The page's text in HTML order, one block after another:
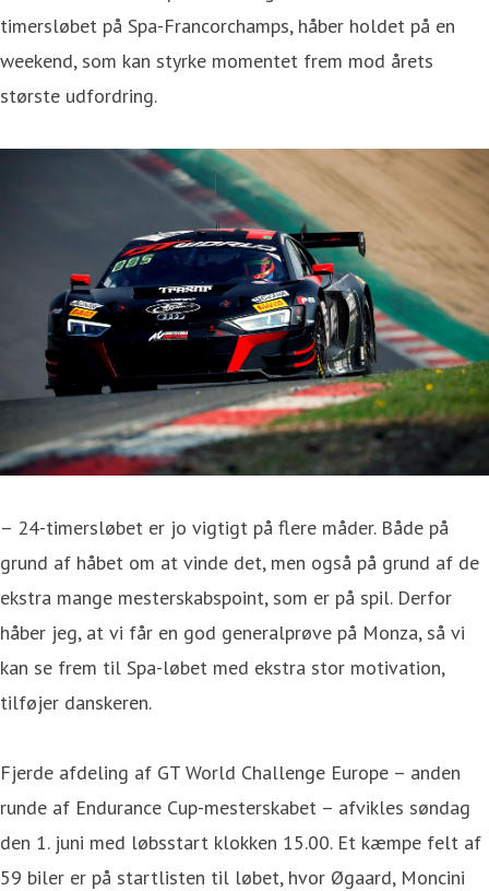
timersløbet på Spa-Francorchamps, håber holdet på en
weekend, som kan styrke momentet frem mod årets
største udfordring.
– 24-timersløbet er jo vigtigt på flere måder. Både på
grund af håbet om at vinde det, men også på grund af de
ekstra mange mesterskabspoint, som er på spil. Derfor
håber jeg, at vi får en god generalprøve på Monza, så vi
kan se frem til Spa-løbet med ekstra stor motivation,
tilføjer danskeren.
Fjerde afdeling af GT World Challenge Europe – anden
runde af Endurance Cup-mesterskabet – afvikles søndag
den 1. juni med løbsstart klokken 15.00. Et kæmpe felt af
59 biler er på startlisten til løbet, hvor Øgaard, Moncini